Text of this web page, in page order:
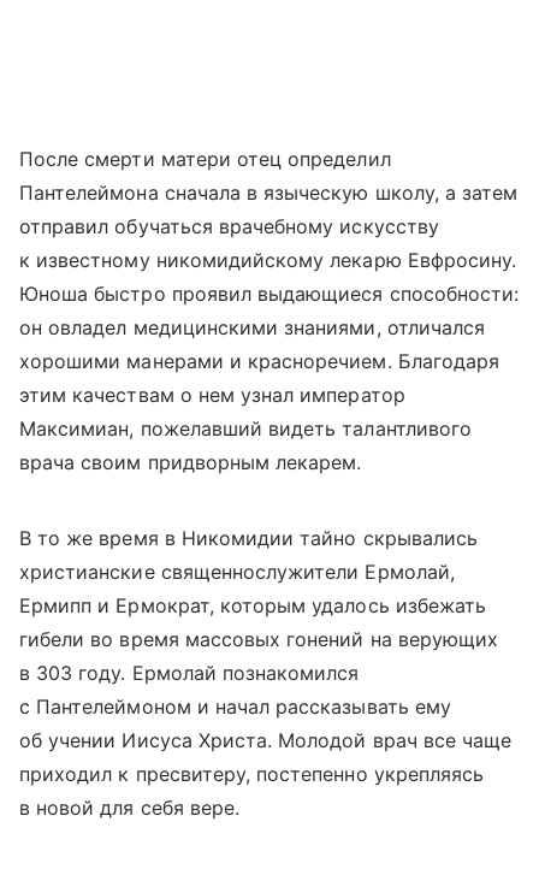
После смерти матери отец определил
Пантелеймона сначала в языческую школу, а затем
отправил обучаться врачебному искусству
к известному никомидийскому лекарю Евфросину.
Юноша быстро проявил выдающиеся способности:
он овладел медицинскими знаниями, отличался
хорошими манерами и красноречием. Благодаря
этим качествам о нем узнал император
Максимиан, пожелавший видеть талантливого
врача своим придворным лекарем.
В то же время в Никомидии тайно скрывались
христианские священнослужители Ермолай,
Ермипп и Ермократ, которым удалось избежать
гибели во время массовых гонений на верующих
в 303 году. Ермолай познакомился
с Пантелеймоном и начал рассказывать ему
об учении Иисуса Христа. Молодой врач все чаще
приходил к пресвитеру, постепенно укрепляясь
в новой для себя вере.